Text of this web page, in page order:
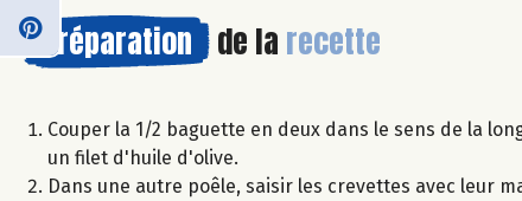
Préparation de la recette
Couper la 1/2 baguette en deux dans le sens de la
un filet d'huile d'olive.
Dans une autre poêle, saisir les crevettes avec leur